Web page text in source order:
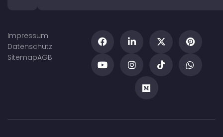
Impressum
Datenschutz
SitemapAGB